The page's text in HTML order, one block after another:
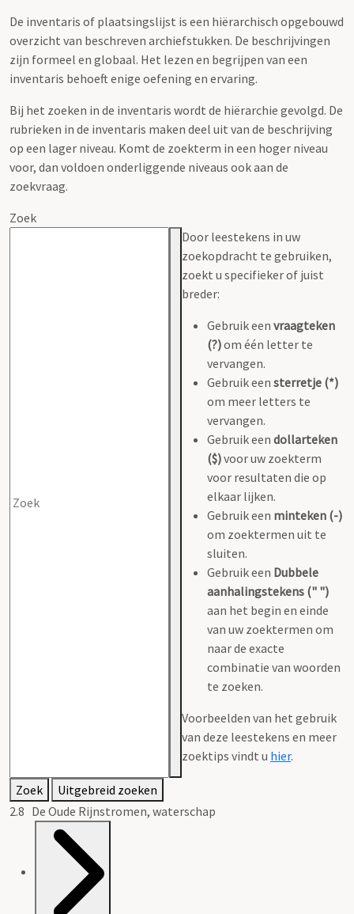
De inventaris of plaatsingslijst is een hiërarchisch opgebouwd
overzicht van beschreven archiefstukken. De beschrijvingen
zijn formeel en globaal. Het lezen en begrijpen van een
inventaris behoeft enige oefening en ervaring.
Bij het zoeken in de inventaris wordt de hiërarchie gevolgd. De
rubrieken in de inventaris maken deel uit van de beschrijving
op een lager niveau. Komt de zoekterm in een hoger niveau
voor, dan voldoen onderliggende niveaus ook aan de
zoekvraag.
Zoek
Door leestekens in uw
zoekopdracht te gebruiken,
zoekt u specifieker of juist
breder:
Gebruik een vraagteken
(?)om één letter te
vervangen.
Gebruik een sterretje (*)
om meer letters te
vervangen.
Gebruik een dollarteken
($)voor uw zoekterm
voor resultaten die op
elkaar lijken.
Gebruik een minteken (-)
om zoektermen uit te
sluiten.
Gebruik een Dubbele
aanhalingstekens (" ")
aan het begin en einde
van uw zoektermen om
naar de exacte
combinatie van woorden
te zoeken.
Voorbeelden van het gebruik
van deze leestekens en meer
zoektips vindt u hier.
Zoek
Uitgebreid zoeken
2.8 De Oude Rijnstromen, waterschap